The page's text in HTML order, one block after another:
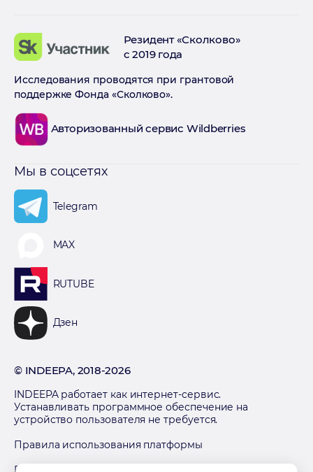
Резидент «Сколково»
с 2019 года
Исследования проводятся при грантовой
поддержке Фонда «Сколково».
Авторизованный сервис Wildberries
Мы в соцсетях
Telegram
MAX
RUTUBE
Дзен
© INDEEPA, 2018-2026
INDEEPA работает как интернет-сервис.
Устанавливать программное обеспечение на
устройство пользователя не требуется.
Правила использования платформы